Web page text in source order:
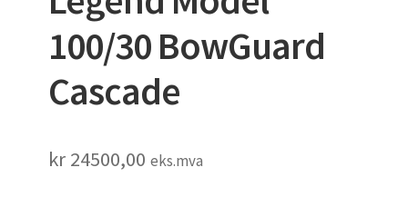
100/30 BowGuard
Cascade
kr24500,00 eks.mva